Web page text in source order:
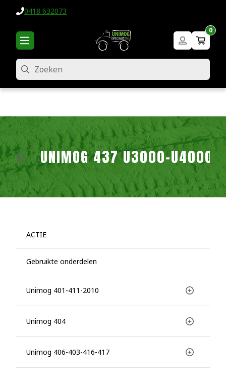
0418 632073
0
Zoeken
UNIMOG 437 U3000-U4000-
ACTIE
Gebruikte onderdelen
Unimog 401-411-2010
Unimog 404
Unimog 406-403-416-417